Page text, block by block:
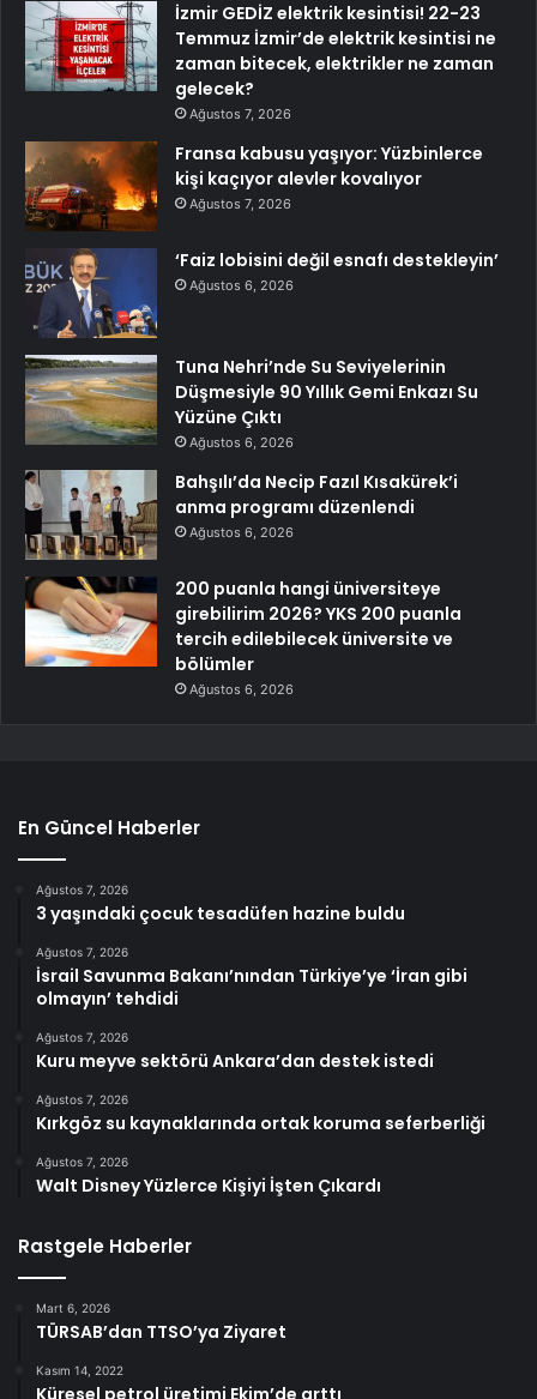
İzmir GEDİZ elektrik kesintisi! 22-23
Temmuz İzmir’de elektrik kesintisi ne
zaman bitecek, elektrikler ne zaman
gelecek?
Ağustos 7, 2026
Fransa kabusu yaşıyor: Yüzbinlerce
kişi kaçıyor alevler kovalıyor
Ağustos 7, 2026
‘Faiz lobisini değil esnafı destekleyin’
Ağustos 6, 2026
Tuna Nehri’nde Su Seviyelerinin
Düşmesiyle 90 Yıllık Gemi Enkazı Su
Yüzüne Çıktı
Ağustos 6, 2026
Bahşılı’da Necip Fazıl Kısakürek’i
anma programı düzenlendi
Ağustos 6, 2026
200 puanla hangi üniversiteye
girebilirim 2026? YKS 200 puanla
tercih edilebilecek üniversite ve
bölümler
Ağustos 6, 2026
En Güncel Haberler
Ağustos 7, 2026
3 yaşındaki çocuk tesadüfen hazine buldu
Ağustos 7, 2026
İsrail Savunma Bakanı’nından Türkiye’ye ‘İran gibi
olmayın’ tehdidi
Ağustos 7, 2026
Kuru meyve sektörü Ankara’dan destek istedi
Ağustos 7, 2026
Kırkgöz su kaynaklarında ortak koruma seferberliği
Ağustos 7, 2026
Walt Disney Yüzlerce Kişiyi İşten Çıkardı
Rastgele Haberler
Mart 6, 2026
TÜRSAB’dan TTSO’ya Ziyaret
Kasım 14, 2022